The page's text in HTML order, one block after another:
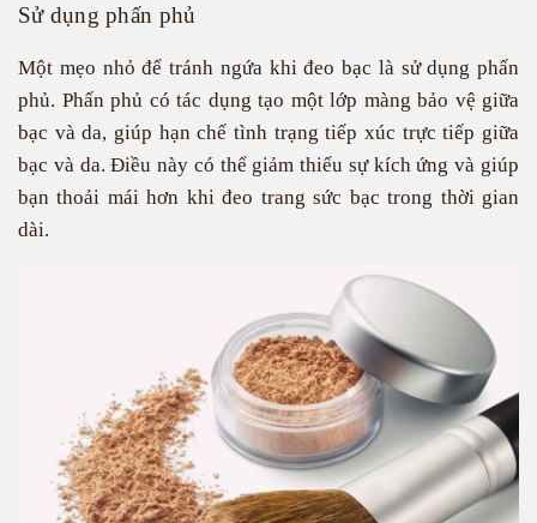
Sử dụng phấn phủ
Một mẹo nhỏ để tránh ngứa khi đeo bạc là sử dụng phấn
phủ. Phấn phủ có tác dụng tạo một lớp màng bảo vệ giữa
bạc và da, giúp hạn chế tình trạng tiếp xúc trực tiếp giữa
bạc và da. Điều này có thể giảm thiểu sự kích ứng và giúp
bạn thoải mái hơn khi đeo trang sức bạc trong thời gian
dài.